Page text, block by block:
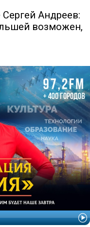
Андреев:
возможен,